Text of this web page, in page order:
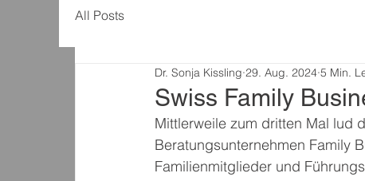
All Posts
Swiss Family
Dr. Sonja Kissling 29. Aug. 2024 5 Min.
Mittlerweile zum dritten Mal lud
Beratungsunternehmen Family
Familienmitglieder und